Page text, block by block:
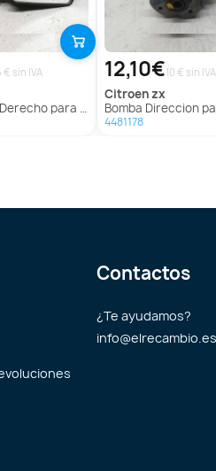
€ sin IVA
para Citroën Ax
12,10€10 € sin IVA
citroen zx
Bomba Direccion para
4481178
Contactos
¿Te ayudamos?
info@elrecambio.es